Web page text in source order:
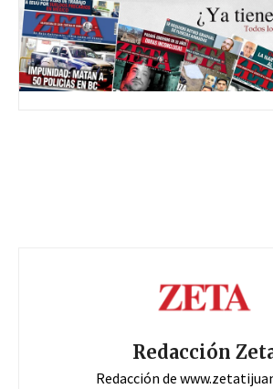
Redacción
Redacción de